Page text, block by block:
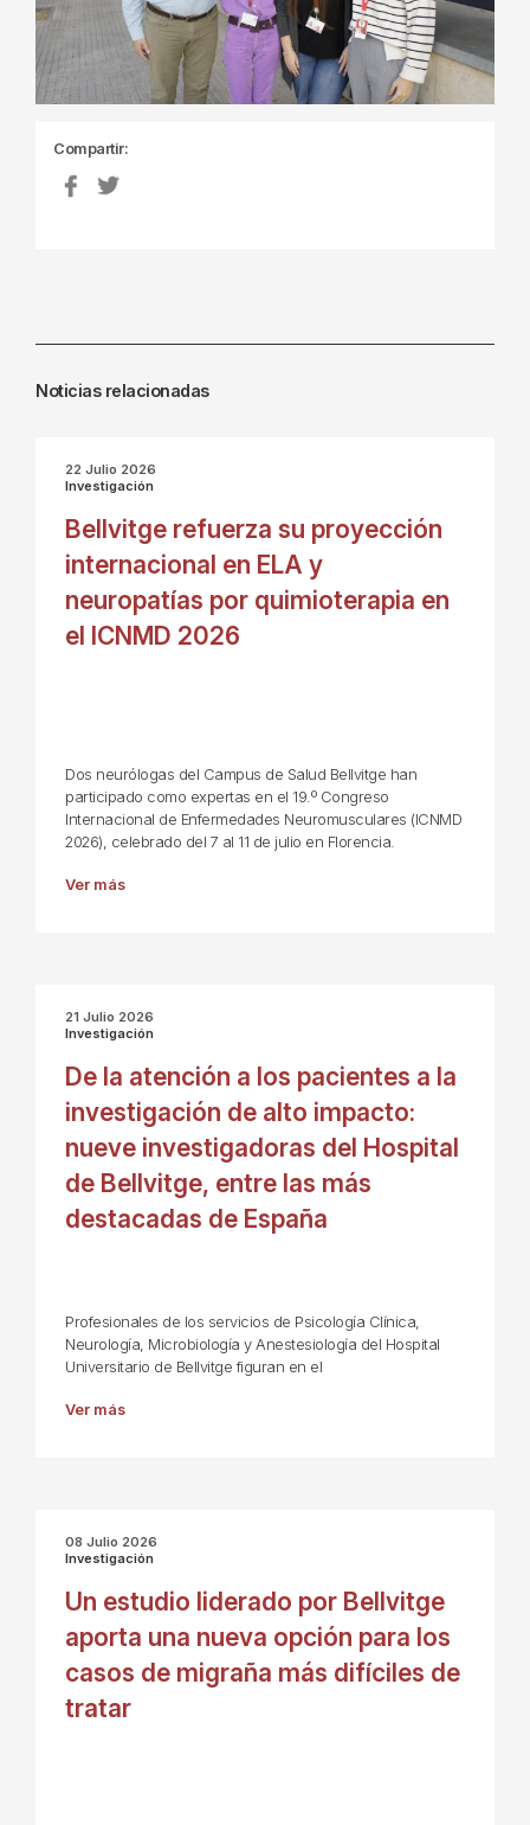
Compartir:
Noticias relacionadas
22 Julio 2026
Investigación
Bellvitge refuerza su proyección
internacional en ELA y
neuropatías por quimioterapia en
el ICNMD 2026
Dos neurólogas del Campus de Salud Bellvitge han
participado como expertas en el 19.º Congreso
Internacional de Enfermedades Neuromusculares (ICNMD
2026), celebrado del 7 al 11 de julio en Florencia.
Ver más
21 Julio 2026
Investigación
De la atención a los pacientes a la
investigación de alto impacto:
nueve investigadoras del Hospital
de Bellvitge, entre las más
destacadas de España
Profesionales de los servicios de Psicología Clínica,
Neurología, Microbiología y Anestesiología del Hospital
Universitario de Bellvitge figuran en el
Ver más
08 Julio 2026
Investigación
Un estudio liderado por Bellvitge
aporta una nueva opción para los
casos de migraña más difíciles de
tratar